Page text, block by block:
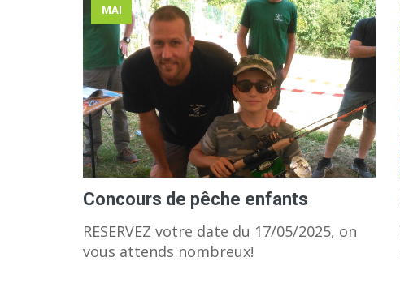
MAI
Concours de pêche enfants
RESERVEZ votre date du 17/05/2025, on
vous attends nombreux!